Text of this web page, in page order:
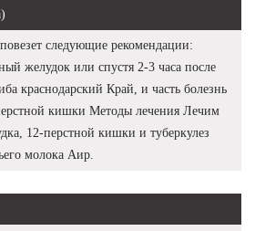
следующие рекомендации:
желудок или спустя 2-3 часа после
краснодарский Край, и часть болезнь
кишки Методы лечения Лечим
12-перстной кишки и туберкулез
молока Аир.